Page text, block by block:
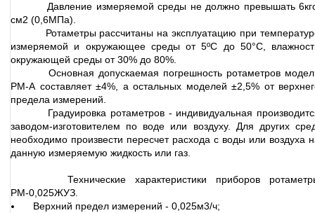
Давление измеряемой среды не должно превышать
см2 (0,6МПа).
Ротаметры рассчитаны на эксплуатацию при
измеряемой и окружающее среды от 5ºС до 50°С,
окружающей среды от 30% до 80%.
Основная допускаемая погрешность ротаметров
РМ-А составляет ±4%, а остальных моделей ±2,5% от
предела измерений.
Градуировка ротаметров - индивидуальная
заводом-изготовителем по воде или воздуху. Для других
необходимо произвести пересчет расхода с воды или воздуха
данную измеряемую жидкость или газ.
Технические характеристики приборов
РМ-0,025ЖУЗ.
Верхний предел измерений - 0,025м3/ч;